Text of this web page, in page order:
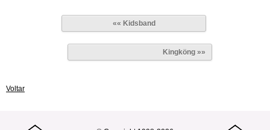
«« Kidsband
Kingköng »»
Voltar